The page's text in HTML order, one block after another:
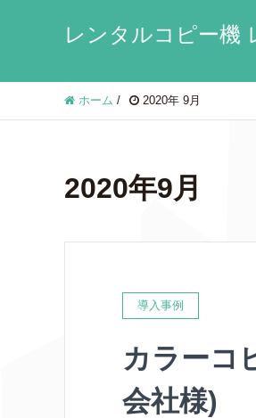
レンタルコピー機
ホーム / 2020年 9月
2020年9月
導入事例
カラーコ
会社様)